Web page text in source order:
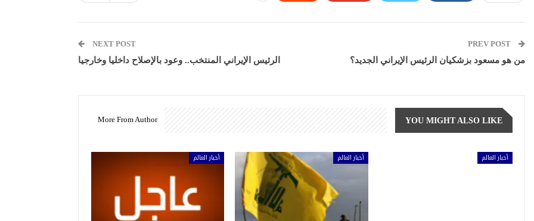
من هو مسعود بزشكيان الرئيس الإيراني الجديد؟
NEXT POST
الرئيس الإيراني المنتخب.. وعود بالإصلاح داخليا وخارجيا
YOU MIGHT ALSO LIKE
More From Author
أخبار العالم أخبار العالم أخبار العالم